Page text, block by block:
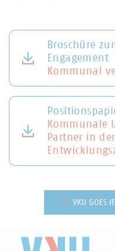
Broschüre
Engagement
Kommunal
Kommunale
Partner in der
VKU GOES